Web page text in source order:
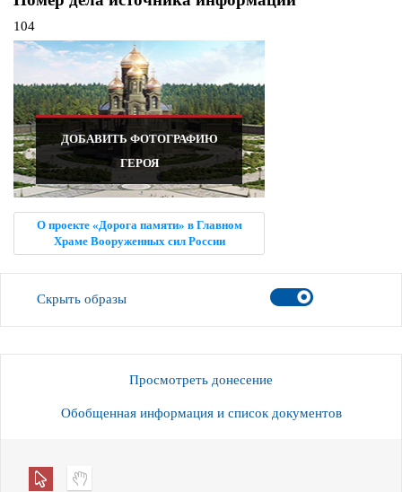
104
ДОБАВИТЬ ФОТОГРАФИЮ
ГЕРОЯ
О проекте «Дорога памяти» в Главном
Храме Вооруженных сил России
Скрыть образы
Просмотреть донесение
Обобщенная информация и список документов